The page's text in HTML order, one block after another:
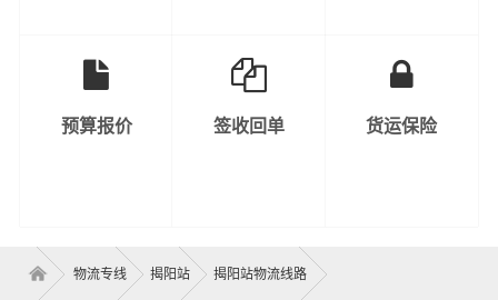
预算报价 签收回单 货运保险
物流专线 揭阳站 揭阳站物流线路